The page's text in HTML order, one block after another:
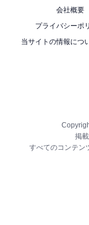
会社概要
プライバシーポ
当サイトの情報につ
掲
すべてのコンテン